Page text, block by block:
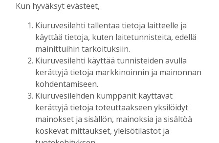
UUSIMMAT
MIELIPIDE 7.8. 12:26
Terveisiä eduskuntaan
Vilho Ruotsalainen
HYVINVOINTIALUE 7.8. 12:00
Kiuruvedelle ja Iisalmeen
ostopalvelulääkäri – tarkoituksena on
helpottaa kaupunkien lääkäripulaa
Kun hyväksyt evästeet,
Kiuruvesilehti tallentaa tietoja laitteelle ja
käyttää tietoja, kuten laitetunnisteita, edellä
mainittuihin tarkoituksiin.
Kiuruvesilehti käyttää tunnisteiden avulla
kerättyjä tietoja markkinoinnin ja mainonnan
kohdentamiseen.
Kiuruvesilehden kumppanit käyttävät
kerättyjä tietoja toteuttaakseen yksilöidyt
mainokset ja sisällön, mainoksia ja sisältöä
koskevat mittaukset, yleisötilastot ja